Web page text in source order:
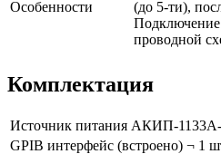
Особенности
(до 5-ти),
Подключение
проводной
Комплектация
Источник питания АКИП-
GPIB интерфейс (встроено) ¬ 1